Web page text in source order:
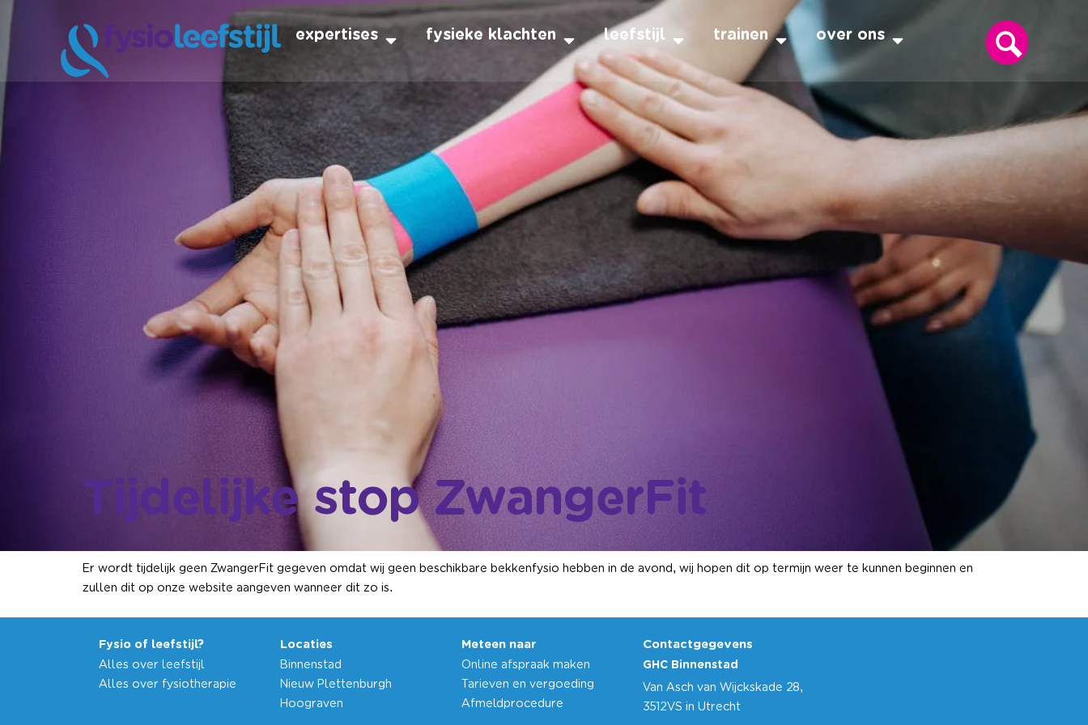
expertises fysieke klachten leefstijl trainen over ons
Tijdelijke stop ZwangerFit
Er wordt tijdelijk geen ZwangerFit gegeven omdat wij geen beschikbare bekkenfysio hebben in de avond, wij hopen dit op termijn weer te kunnen beginnen en
zullen dit op onze website aangeven wanneer dit zo is.
Fysio of leefstijl?
Alles over leefstijl
Alles over fysiotherapie
Locaties
Binnenstad
Nieuw Plettenburgh
Hoograven
Meteen naar
Online afspraak maken
Tarieven en vergoeding
Afmeldprocedure
Contactgegevens
GHC Binnenstad
Van Asch van Wijckskade 28,
3512VS in Utrecht